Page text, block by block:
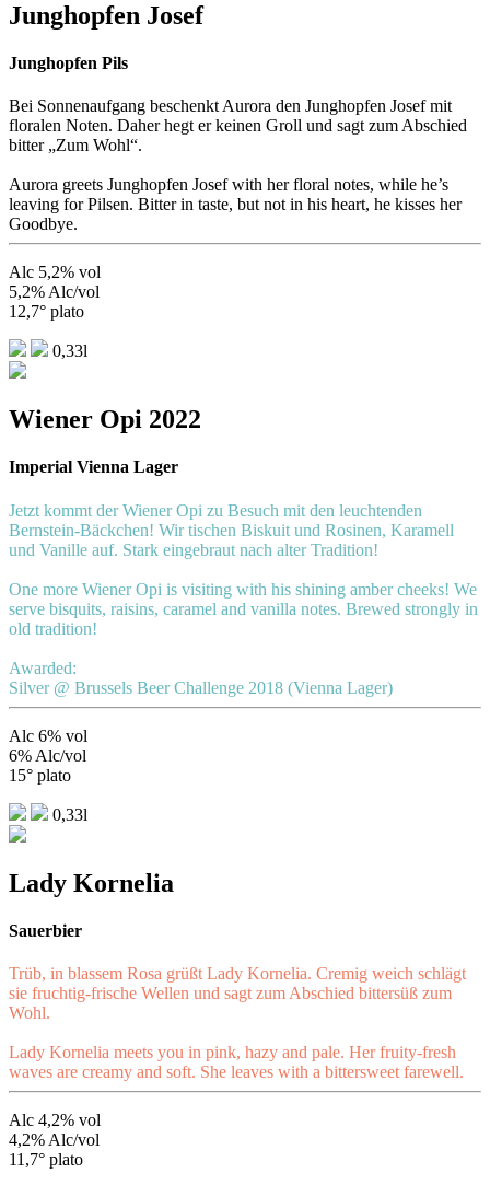
Junghopfen Josef
Junghopfen Pils
Bei Sonnenaufgang beschenkt Aurora den Junghopfen Josef mit
floralen Noten. Daher hegt er keinen Groll und sagt zum Abschied
bitter „Zum Wohl“.
Aurora greets Junghopfen Josef with her floral notes, while he’s
leaving for Pilsen. Bitter in taste, but not in his heart, he kisses her
Goodbye.
Alc 5,2% vol
5,2% Alc/vol
12,7° plato
0,33l
Wiener Opi 2022
Imperial Vienna Lager
Jetzt kommt der Wiener Opi zu Besuch mit den leuchtenden
Bernstein-Bäckchen! Wir tischen Biskuit und Rosinen, Karamell
und Vanille auf. Stark eingebraut nach alter Tradition!
One more Wiener Opi is visiting with his shining amber cheeks! We
serve bisquits, raisins, caramel and vanilla notes. Brewed strongly in
old tradition!
Awarded:
Silver @ Brussels Beer Challenge 2018 (Vienna Lager)
Alc 6% vol
6% Alc/vol
15° plato
0,33l
Lady Kornelia
Sauerbier
Trüb, in blassem Rosa grüßt Lady Kornelia. Cremig weich schlägt
sie fruchtig-frische Wellen und sagt zum Abschied bittersüß zum
Wohl.
Lady Kornelia meets you in pink, hazy and pale. Her fruity-fresh
waves are creamy and soft. She leaves with a bittersweet farewell.
Alc 4,2% vol
4,2% Alc/vol
11,7° plato